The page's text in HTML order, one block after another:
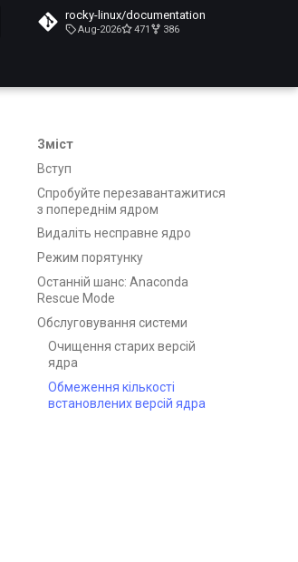
rocky-linux/documentation
Aug-2026 471 386
Зміст
Вступ
Спробуйте перезавантажитися
з попереднім ядром
Видаліть несправне ядро
Режим порятунку
Останній шанс: Anaconda
Rescue Mode
Обслуговування системи
Очищення старих версій
ядра
Обмеження кількості
встановлених версій ядра